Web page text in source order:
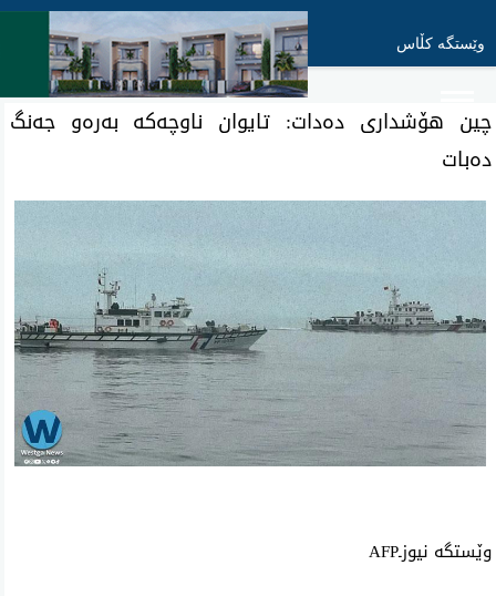
وێستگە کڵاس
چین هۆشداری ده‌دات: تایوان ناوچه‌كه‌ به‌ره‌و جه‌نگ
ده‌بات
وێستگه‌ نیوزـAFP